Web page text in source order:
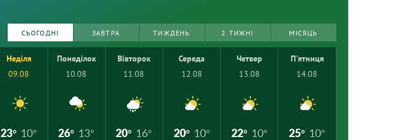
СЬОГОДНІ ЗАВТРА ТИЖДЕНЬ 2 ТИЖНІ МІСЯЦЬ
Неділя
09.08
23° 10°
Понеділок
10.08
26° 13°
Вівторок
11.08
20° 16°
Середа
12.08
20° 10°
Четвер
13.08
22° 10°
П'ятниця
14.08
25° 10°